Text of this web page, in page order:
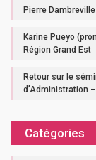
Pierre
Karine Pueyo
Région Grand Est
Retour sur le
d’Administration
Catégories